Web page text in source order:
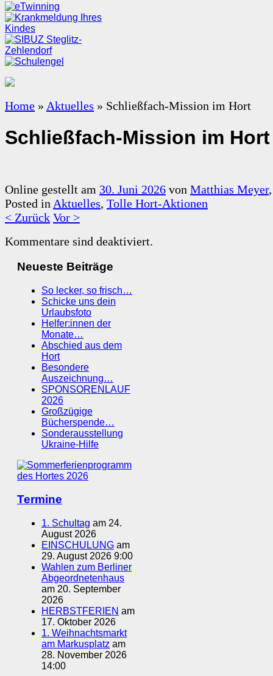
Home » Aktuelles » Schließfach-Mission im Hort
Schließfach-Mission im Hort
Online gestellt am 30. Juni 2026 von Matthias Meyer
Posted in Aktuelles, Tolle Hort-Aktionen
< Zurück Vor >
Kommentare sind deaktiviert.
Neueste Beiträge
So lecker, so frisch…
Schicke uns dein
Urlaubsfoto
Helfer:innen der
Monate…
Abschied aus dem
Hort
Besondere
Auszeichnung…
SPONSORENLAUF
2026
Großzügige
Bücherspende…
Sonderausstellung
Ukraine-Hilfe
Termine
1. Schultag am 24.
August 2026
EINSCHULUNG am
29. August 2026 9:00
Wahlen zum Berliner
Abgeordnetenhaus
am 20. September
2026
HERBSTFERIEN am
17. Oktober 2026
1. Weihnachtsmarkt
am Markusplatz am
28. November 2026
14:00